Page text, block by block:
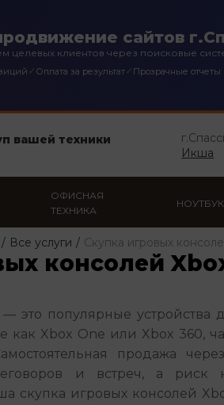
сайтов
целевых клиентов через поисковые
✓ Оплата за результат✓ Прозрачные отчеты
вашей техники
Икша
ОФИСНАЯ
ТЕХНИКА
/ Все услуги / Скупка игровых
консолей
это популярные устройства
как Xbox One или Xbox 360,
продажа
и встреч, а риск
скупка игровых консолей